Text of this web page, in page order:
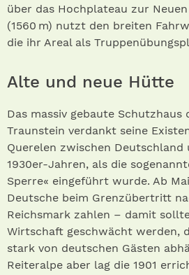
über das Hochplateau zur
(1560 m) nutzt den breiten
die ihr Areal als
Alte und neue Hütte
Das massiv gebaute Schutzhaus
Traunstein verdankt seine
Querelen zwischen Deutschland
1930er-Jahren, als die
Sperre« eingeführt wurde. Ab
Deutsche beim Grenzübertritt
Reichsmark zahlen – damit
Wirtschaft geschwächt werden,
stark von deutschen Gästen
Reiteralpe aber lag die 1901